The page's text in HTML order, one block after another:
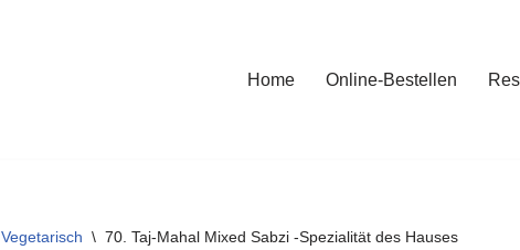
Home Online-Bestellen
Vegetarisch \ 70. Taj-Mahal Mixed Sabzi -Spezialität des Hauses